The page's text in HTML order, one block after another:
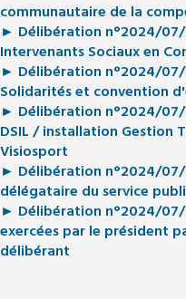
communautaire de la
► Délibération n°2024/
Intervenants Sociaux en
► Délibération n°2024/
Solidarités et convention
► Délibération n°2024/
DSIL / installation Gestion
Visiosport
► Délibération n°2024/
délégataire du service
► Délibération n°2024/
exercées par le président
délibérant